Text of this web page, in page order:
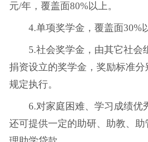
元/年，覆盖面80%以上。
4.单项奖学金，覆盖面30%以
5.社会奖学金，由其它社会
捐资设立的奖学金，奖励标准
规定执行。
6.对家庭困难、学习成绩优
还可提供一定的助研、助教、